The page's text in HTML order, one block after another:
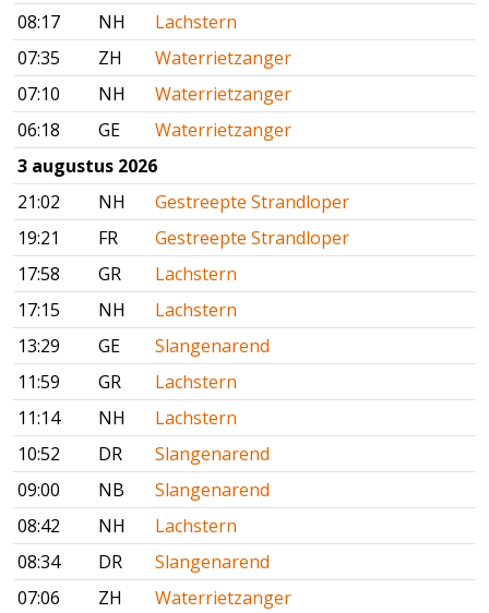
08:17
NH
Lachstern
07:35
ZH
Waterrietzanger
07:10
NH
Waterrietzanger
06:18
GE
Waterrietzanger
3 augustus 2026
21:02
NH
Gestreepte Strandloper
19:21
FR
Gestreepte Strandloper
17:58
GR
Lachstern
17:15
NH
Lachstern
13:29
GE
Slangenarend
11:59
GR
Lachstern
11:14
NH
Lachstern
10:52
DR
Slangenarend
09:00
NB
Slangenarend
08:42
NH
Lachstern
08:34
DR
Slangenarend
07:06
ZH
Waterrietzanger